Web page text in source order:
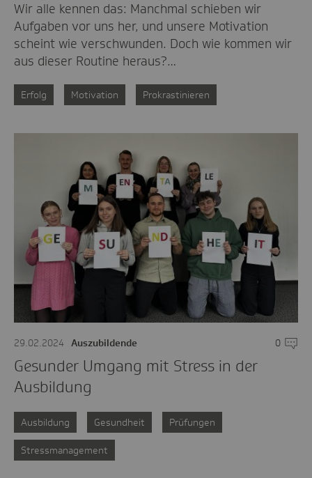
Wir alle kennen das: Manchmal schieben wir
Aufgaben vor uns her, und unsere Motivation
scheint wie verschwunden. Doch wie kommen wir
aus dieser Routine heraus?…
Erfolg Motivation Prokrastinieren
29.02.2024 Auszubildende 0
Gesunder Umgang mit Stress in der
Ausbildung
Ausbildung Gesundheit Prüfungen
Stressmanagement